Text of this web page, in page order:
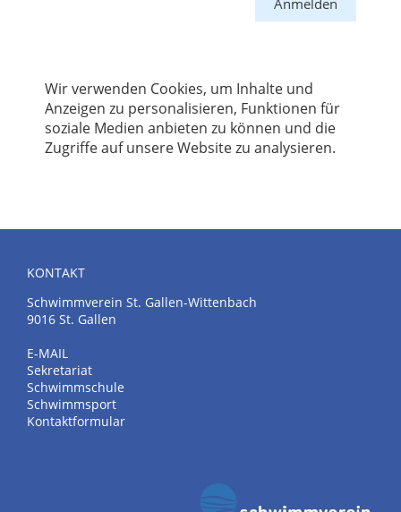
Wir verwenden Cookies, um Inhalte und
Anzeigen zu personalisieren, Funktionen für
soziale Medien anbieten zu können und die
Zugriffe auf unsere Website zu analysieren.
KONTAKT
Schwimmverein St. Gallen-Wittenbach
9016 St. Gallen
E-MAIL
Sekretariat
Schwimmschule
Schwimmsport
Kontaktformular